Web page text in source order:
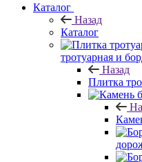
Каталог
Назад
Каталог
тротуарная и
Назад
Плитка